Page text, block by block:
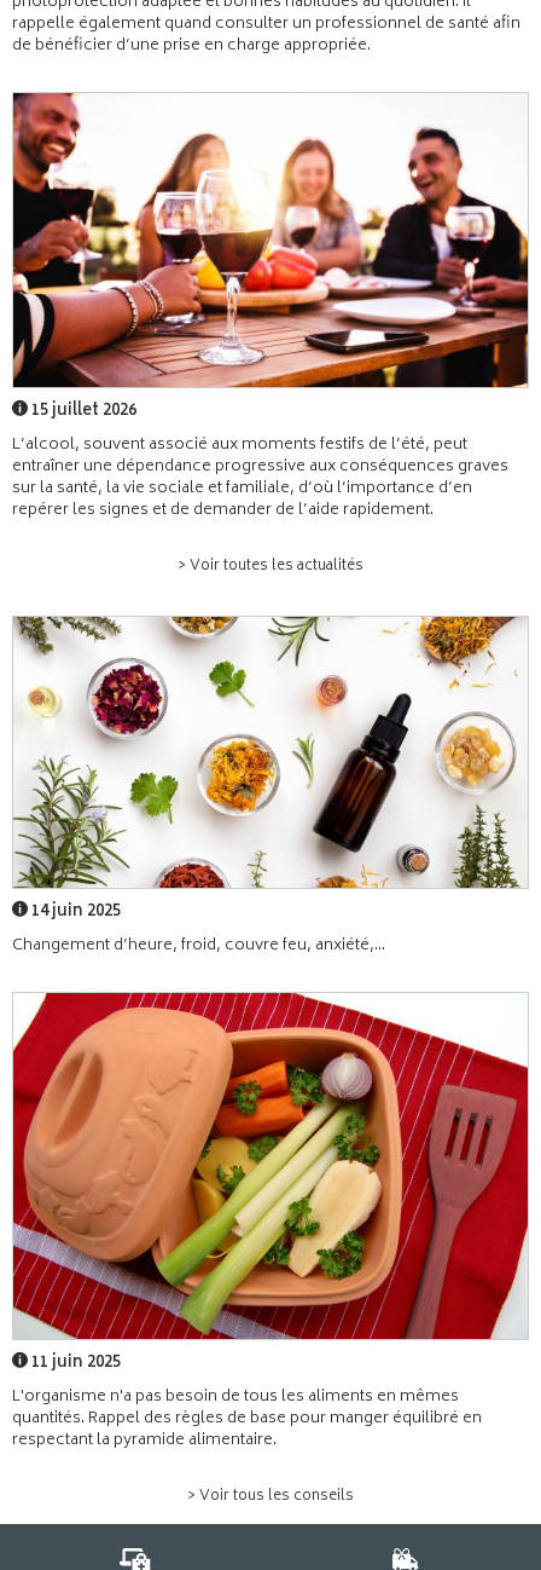
rappelle également quand consulter un professionnel de santé afin
de bénéficier d’une prise en charge appropriée.
15 juillet 2026
L’alcool, souvent associé aux moments festifs de l’été, peut
entraîner une dépendance progressive aux conséquences graves
sur la santé, la vie sociale et familiale, d’où l’importance d’en
repérer les signes et de demander de l’aide rapidement.
> Voir toutes les actualités
14 juin 2025
Changement d’heure, froid, couvre feu, anxiété,...
11 juin 2025
L'organisme n'a pas besoin de tous les aliments en mêmes
quantités. Rappel des règles de base pour manger équilibré en
respectant la pyramide alimentaire.
> Voir tous les conseils